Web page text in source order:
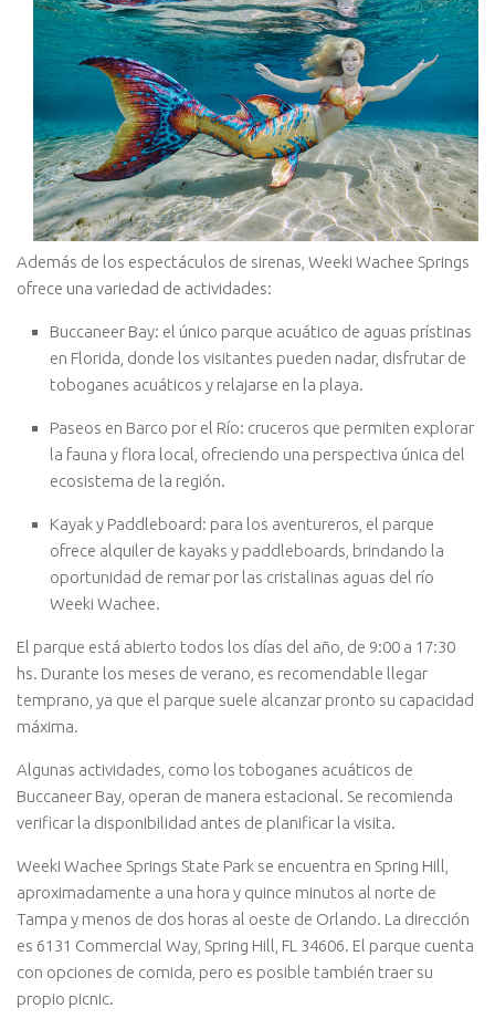
Además de los espectáculos de sirenas, Weeki Wachee Springs
ofrece una variedad de actividades:
Buccaneer Bay: el único parque acuático de aguas prístinas
en Florida, donde los visitantes pueden nadar, disfrutar de
toboganes acuáticos y relajarse en la playa.
Paseos en Barco por el Río: cruceros que permiten explorar
la fauna y flora local, ofreciendo una perspectiva única del
ecosistema de la región.
Kayak y Paddleboard: para los aventureros, el parque
ofrece alquiler de kayaks y paddleboards, brindando la
oportunidad de remar por las cristalinas aguas del río
Weeki Wachee.
El parque está abierto todos los días del año, de 9:00 a 17:30
hs. Durante los meses de verano, es recomendable llegar
temprano, ya que el parque suele alcanzar pronto su capacidad
máxima.
Algunas actividades, como los toboganes acuáticos de
Buccaneer Bay, operan de manera estacional. Se recomienda
verificar la disponibilidad antes de planificar la visita.
Weeki Wachee Springs State Park se encuentra en Spring Hill,
aproximadamente a una hora y quince minutos al norte de
Tampa y menos de dos horas al oeste de Orlando. La dirección
es 6131 Commercial Way, Spring Hill, FL 34606. El parque cuenta
con opciones de comida, pero es posible también traer su
propio picnic.